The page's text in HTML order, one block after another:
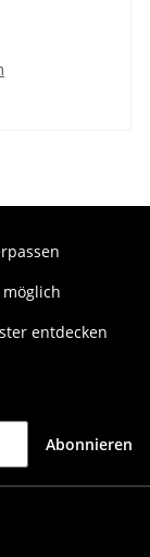
entdecken
Abonnieren